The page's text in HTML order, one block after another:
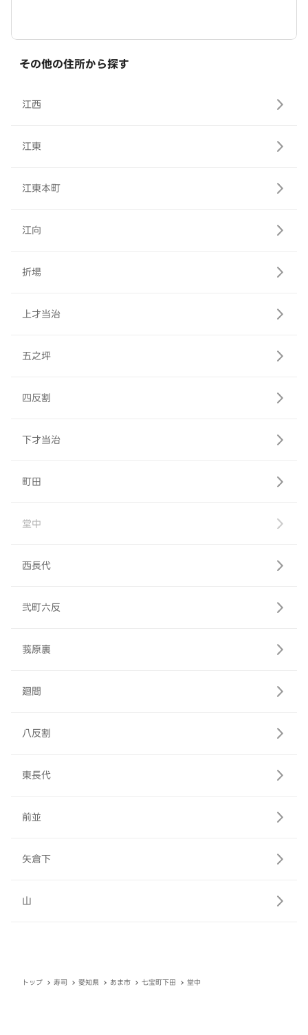
その他の住所から探す
江西
江東
江東本町
江向
折場
上才当治
五之坪
四反割
下才当治
町田
堂中
西長代
弐町六反
莪原裏
廻間
八反割
東長代
前並
矢倉下
山
トップ 寿司 愛知県 あま市 七宝町下田 堂中